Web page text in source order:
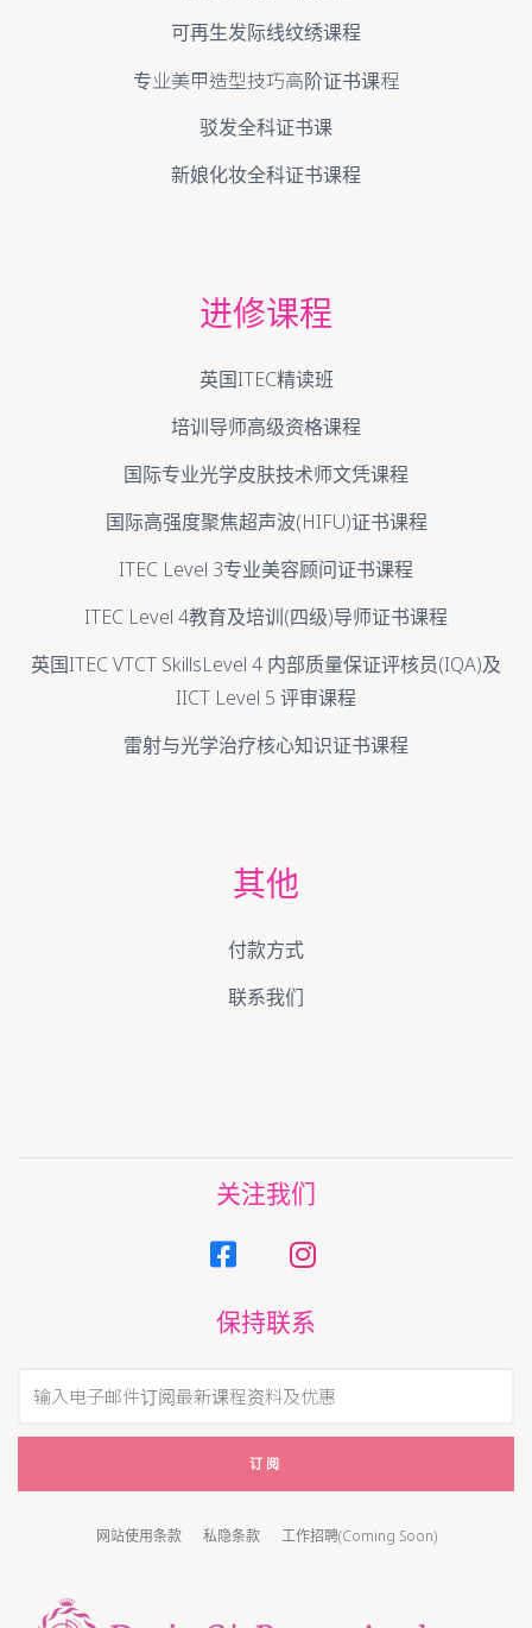
可再生发际线纹绣课程
专业美甲造型技巧高阶证书课程
驳发全科证书课
新娘化妆全科证书课程
进修课程
英国ITEC精读班
培训导师高级资格课程
国际专业光学皮肤技术师文凭课程
国际高强度聚焦超声波(HIFU)证书课程
ITEC Level 3专业美容顾问证书课程
ITEC Level 4教育及培训(四级)导师证书课程
英国ITEC VTCT SkillsLevel 4 内部质量保证评核员(IQA)及
IICT Level 5 评审课程
雷射与光学治疗核心知识证书课程
其他
付款方式
联系我们
关注我们
保持联系
订阅
网站使用条款 私隐条款 工作招聘(Coming Soon)